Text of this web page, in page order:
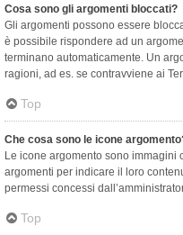
Cosa sono gli argomenti bloccati?
Gli argomenti possono essere
è possibile rispondere ad un
terminano automaticamente. Un
ragioni, ad es. se contravviene ai
Top
Che cosa sono le icone
Le icone argomento sono immagini
argomenti per indicare il loro
permessi concessi
Top